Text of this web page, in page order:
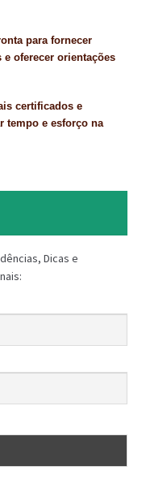
para fornecer
oferecer orientações
certificados e
tempo e esforço na
Dicas e